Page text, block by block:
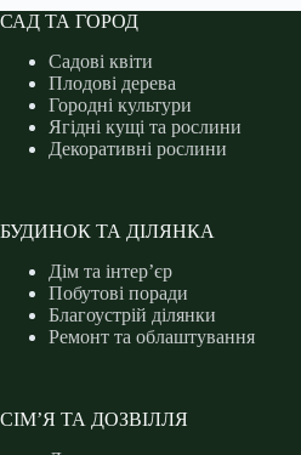
САД ТА ГОРОД
Садові квіти
Плодові дерева
Городні культури
Ягідні кущі та рослини
Декоративні рослини
БУДИНОК ТА ДІЛЯНКА
Дім та інтер’єр
Побутові поради
Благоустрій ділянки
Ремонт та облаштування
СІМ’Я ТА ДОЗВІЛЛЯ